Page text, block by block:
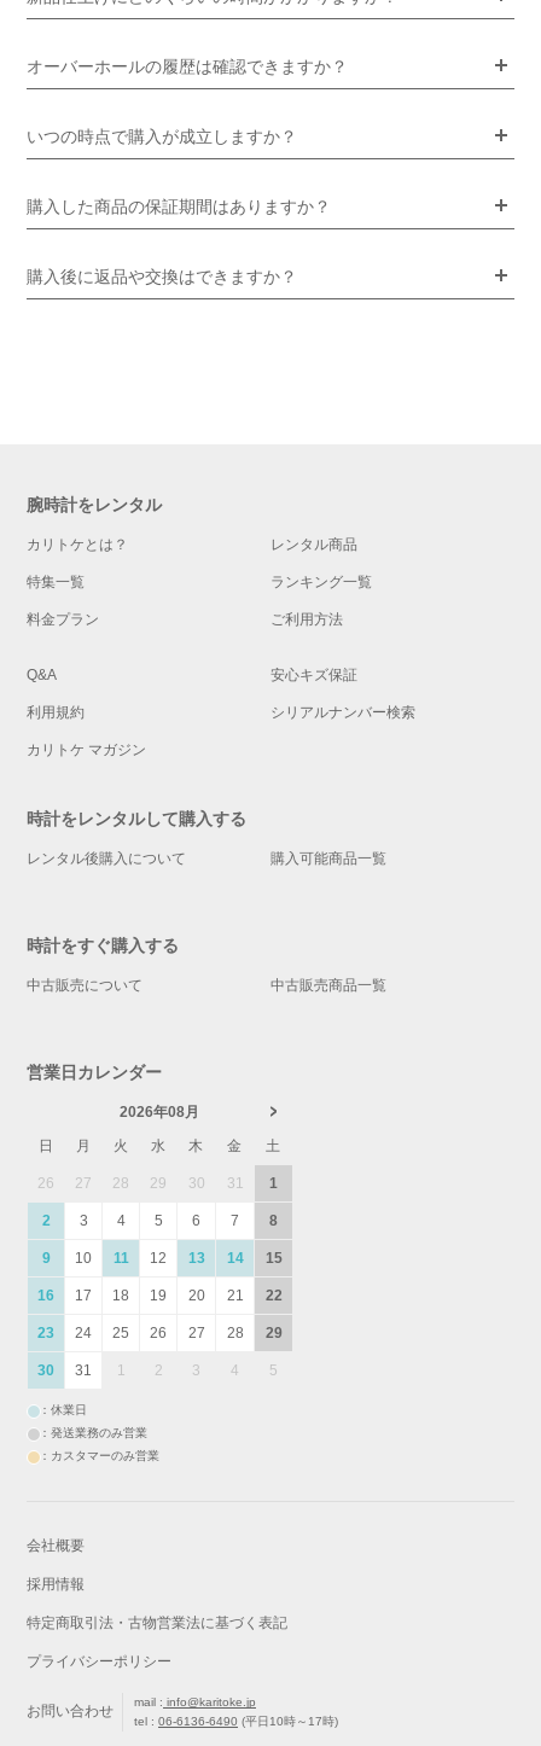
オーバーホールの履歴は確認できますか？
いつの時点で購入が成立しますか？
購入した商品の保証期間はありますか？
購入後に返品や交換はできますか？
腕時計をレンタル
カリトケとは？ レンタル商品
特集一覧 ランキング一覧
料金プラン ご利用方法
Q&A 安心キズ保証
利用規約 シリアルナンバー検索
カリトケ マガジン
時計をレンタルして購入する
レンタル後購入について 購入可能商品一覧
時計をすぐ購入する
中古販売について 中古販売商品一覧
営業日カレンダー
2026年08月
日
月 火 水 木 金 土
26 27 28 29 30 31 1
2 3 4 5 6 7 8
9 10 11 12 13 14 15
16 17 18 19 20 21 22
23 24 25 26 27 28 29
30 31 1 2 3 4 5
：休業日
：発送業務のみ営業
：カスタマーのみ営業
会社概要
採用情報
特定商取引法・古物営業法に基づく表記
プライバシーポリシー
お問い合わせ
mail : info@karitoke.jp
tel :06-6136-6490 (平日10時～17時)